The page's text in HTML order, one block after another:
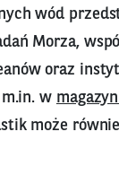
wód
Morza,
oraz
w
może